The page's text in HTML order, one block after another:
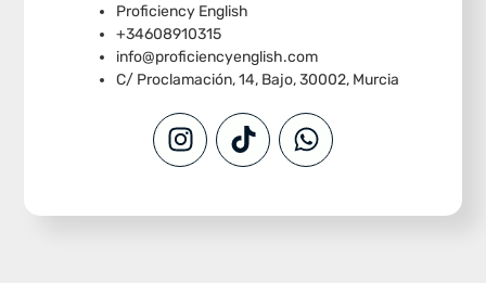
Proficiency English
+34608910315
info@proficiencyenglish.com
C/ Proclamación, 14, Bajo, 30002, Murcia